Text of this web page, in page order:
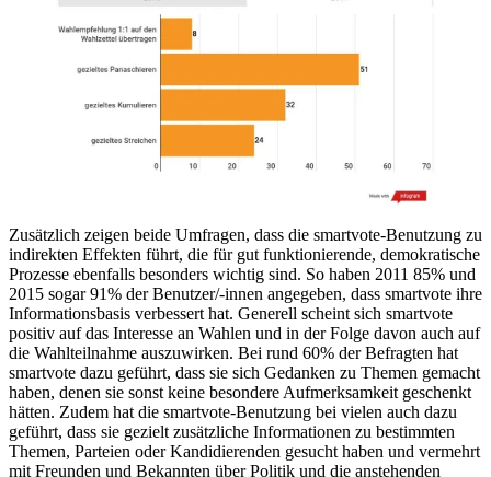
Zusätzlich zeigen beide Umfragen, dass die smartvote-Benutzung zu
indirekten Effekten führt, die für gut funktionierende, demokratische
Prozesse ebenfalls besonders wichtig sind. So haben 2011 85% und
2015 sogar 91% der Benutzer/-innen angegeben, dass smartvote ihre
Informationsbasis verbessert hat. Generell scheint sich smartvote
positiv auf das Interesse an Wahlen und in der Folge davon auch auf
die Wahlteilnahme auszuwirken. Bei rund 60% der Befragten hat
smartvote dazu geführt, dass sie sich Gedanken zu Themen gemacht
haben, denen sie sonst keine besondere Aufmerksamkeit geschenkt
hätten. Zudem hat die smartvote-Benutzung bei vielen auch dazu
geführt, dass sie gezielt zusätzliche Informationen zu bestimmten
Themen, Parteien oder Kandidierenden gesucht haben und vermehrt
mit Freunden und Bekannten über Politik und die anstehenden